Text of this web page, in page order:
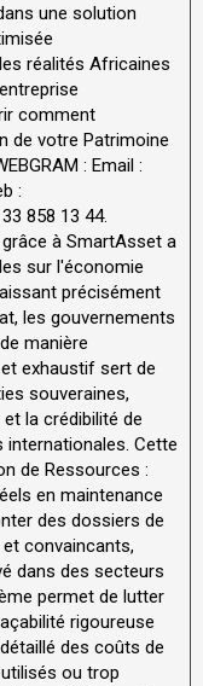
une solution
réalités Africaines
comment
de votre Patrimoine
: Email :
:
858 13 44.
à SmartAsset a
sur l'économie
précisément
les gouvernements
manière
exhaustif sert de
souveraines,
la crédibilité de
Cette
de Ressources :
en maintenance
des dossiers de
convaincants,
dans des secteurs
permet de lutter
rigoureuse
des coûts de
ou trop